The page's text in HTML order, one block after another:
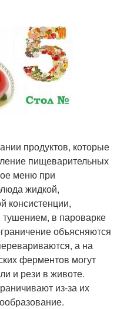
продуктов, которые
пищеварительных
меню при
жидкой,
консистенции,
в пароварке
объясняются
а на
ферментов могут
и рези в животе.
из-за их